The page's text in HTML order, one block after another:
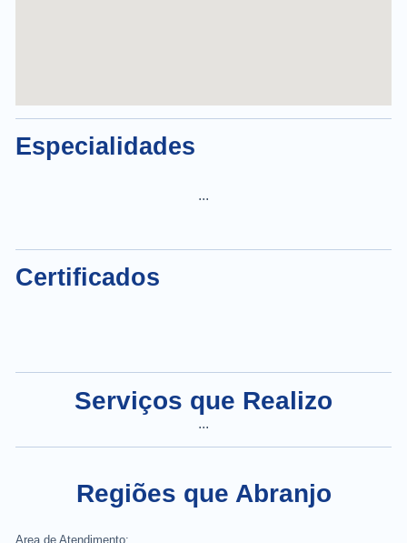
Especialidades
...
Certificados
Serviços que Realizo
...
Regiões que Abranjo
Area de Atendimento: